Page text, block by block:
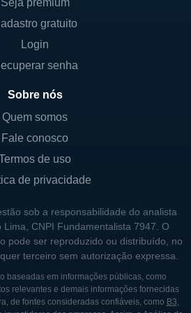
da Myomo é sua
no paciente. A empresa
na venda de
e em suporte
que os usuários tirem
de suas ofertas. Além
empenha em ajudar os
suas tecnologias,
integração harmoniosa no
a partir da paixão de
Seja premium
gratuito
Login
senha
Sobre nós
Quem somos
Fale conosco
de uso
de privacidade
sob a responsabilidade do analista
CNPI Fundamentalista 7947. O
pode ser reproduzido ou distribuído, no
terceiro sem autorização expressa.
baseadas em informações públicas, como
relevantes e demais informações fornecidas
de fontes consideradas confiáveis, como B3,